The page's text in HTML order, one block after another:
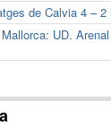
de Calvia 4 – 2
UD.